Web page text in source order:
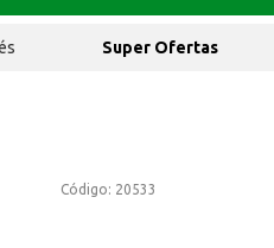
Super Ofertas
Código: 20533